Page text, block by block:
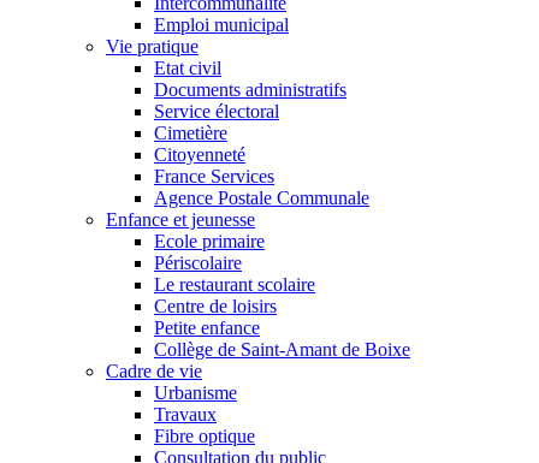
Emploi municipal
Vie pratique
Etat civil
Documents administratifs
Service électoral
Cimetière
Citoyenneté
France Services
Agence Postale Communale
Enfance et jeunesse
Ecole primaire
Périscolaire
Le restaurant scolaire
Centre de loisirs
Petite enfance
Collège de Saint-Amant de Boixe
Cadre de vie
Urbanisme
Travaux
Fibre optique
Consultation du public